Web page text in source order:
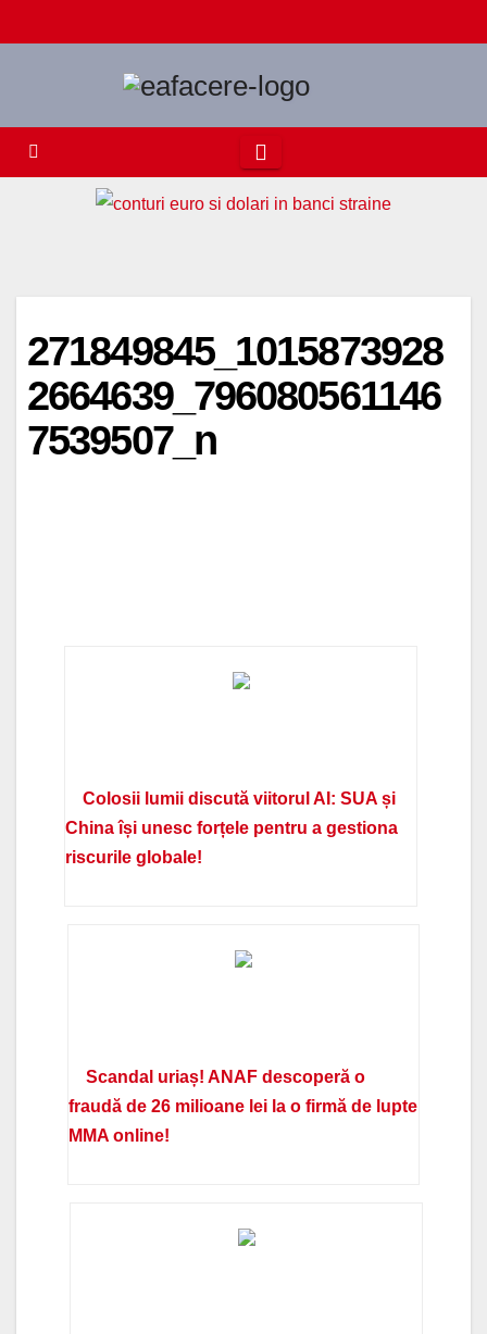
to
271849845_1015873928
2664639_796080561146
7539507_n
Colosii lumii discută viitorul AI: SUA și
China își unesc forțele pentru a gestiona
riscurile globale!
Scandal uriaș! ANAF descoperă o
fraudă de 26 milioane lei la o firmă de lupte
MMA online!